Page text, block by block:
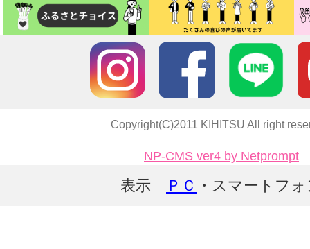
Copyright(C)2011 KIHITSU All right
NP-CMS ver4 by Netprompt
表示 ＰＣ ・スマートフ